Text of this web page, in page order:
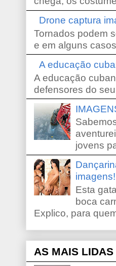
Drone captura
Tornados podem
e em alguns
A educação
A educação
defensores do
jovens
imagens!
Esta
boca
Explico, para
AS MAIS